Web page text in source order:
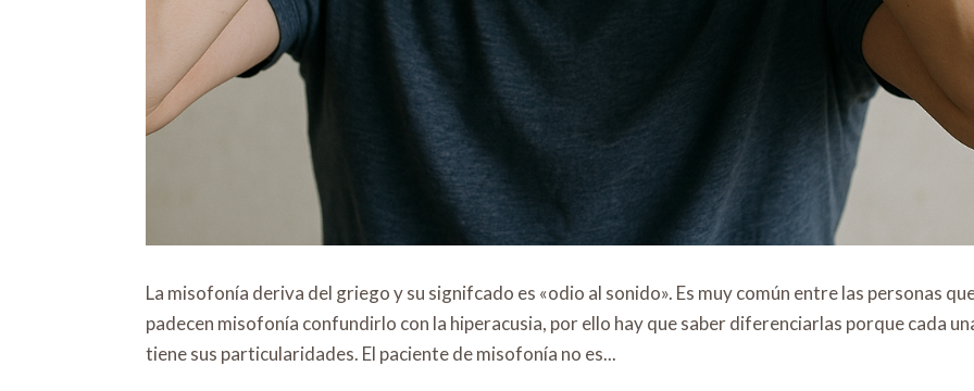
La misofonía deriva del griego y su signifcado es «odio al sonido». Es muy común entre las personas
padecen misofonía confundirlo con la hiperacusia, por ello hay que saber diferenciarlas porque cada
tiene sus particularidades. El paciente de misofonía no es...